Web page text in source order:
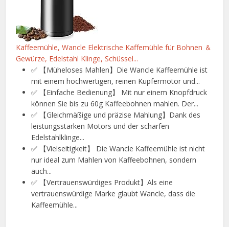
Kaffeemühle, Wancle Elektrische Kaffemühle für Bohnen ＆
Gewürze, Edelstahl Klinge, Schüssel...
✅ 【Müheloses Mahlen】Die Wancle Kaffeemühle ist
mit einem hochwertigen, reinen Kupfermotor und...
✅ 【Einfache Bedienung】 Mit nur einem Knopfdruck
können Sie bis zu 60g Kaffeebohnen mahlen. Der...
✅ 【Gleichmäßige und präzise Mahlung】Dank des
leistungsstarken Motors und der scharfen
Edelstahlklinge...
✅ 【Vielseitigkeit】 Die Wancle Kaffeemühle ist nicht
nur ideal zum Mahlen von Kaffeebohnen, sondern
auch...
✅ 【Vertrauenswürdiges Produkt】Als eine
vertrauenswürdige Marke glaubt Wancle, dass die
Kaffeemühle...